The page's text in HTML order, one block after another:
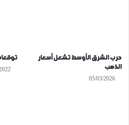
حرب الشرق الأوسط تشعل أسعار
الذهب
05/03/2026